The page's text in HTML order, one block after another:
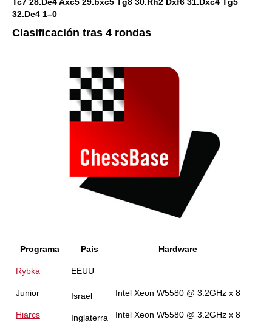
32.De4 1–0
Clasificación tras 4 rondas
Programa Pais Hardware
Rybka EEUU
Junior Israel Intel Xeon W5580 @ 3.2GHz x 8
Hiarcs Inglaterra Intel Xeon W5580 @ 3.2GHz x 8